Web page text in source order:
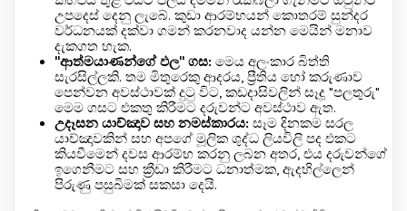
උපදෙස් දෙනු ලැබේ. කුඩා ආරම්භයන් කොතරම් සුන්දර
වර්ධනයක් දක්වා ගමන් කරනවාද යන්න මෙයින් මනාව
දැකගත හැක.
"ආත්මයාණන්ගේ ඵල" ගස: මෙය අලංකාර බිත්ති
සැරසිල්ලකි. තම මිතුරෙකු ආදරය, ප්‍රීතිය හෝ කරුණාව
පෙන්වන අවස්ථාවක් දුටු විට, කඩදාසිවලින් සෑදූ "පලතුරු"
මෙම ගසට එකතු කිරීමට දරුවන්ට අවස්ථාව ඇත.
උදෑසන යාච්ඤාව සහ නමස්කාරය: සෑම දිනකම සරල
යාච්ඤාවකින් සහ අපගේ මූලික ශුද්ධ ලියවිලි පද එකට
කියවීමෙන් දවස ආරම්භ කරනු ලබන අතර, එය දරුවන්ගේ
ඉගෙනීමට සහ ක්‍රීඩා කිරීමට ධනාත්මක, ඇදහිල්ලෙන්
පිරුණු පසුබිමක් සකසා දෙයි.